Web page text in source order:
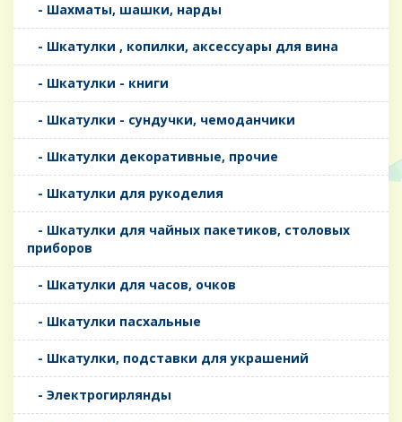
- Шахматы, шашки, нарды
- Шкатулки , копилки, аксессуары для вина
- Шкатулки - книги
- Шкатулки - сундучки, чемоданчики
- Шкатулки декоративные, прочие
- Шкатулки для рукоделия
- Шкатулки для чайных пакетиков, столовых
приборов
- Шкатулки для часов, очков
- Шкатулки пасхальные
- Шкатулки, подставки для украшений
- Электрогирлянды